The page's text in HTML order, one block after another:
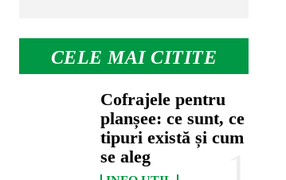
CELE MAI CITITE
Cofrajele pentru
planșee: ce sunt, ce
tipuri există și cum
se aleg